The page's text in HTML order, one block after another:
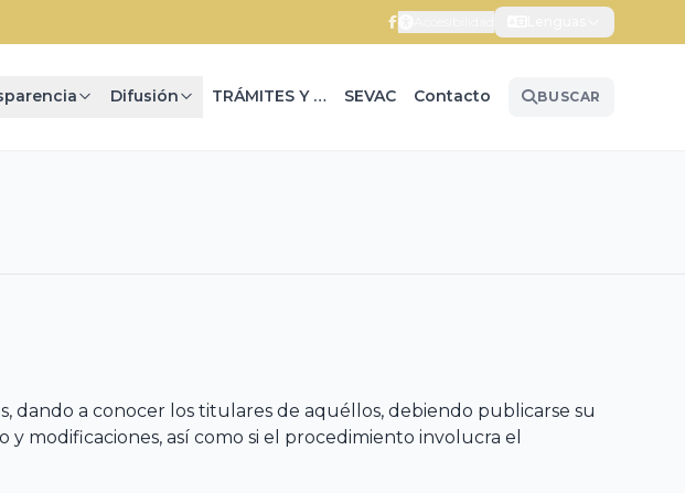
Difusión TRÁMITES Y SERVICIOS SEVAC Contacto BUSCAR
dando a conocer los titulares de aquéllos, debiendo publicarse su
modificaciones, así como si el procedimiento involucra el